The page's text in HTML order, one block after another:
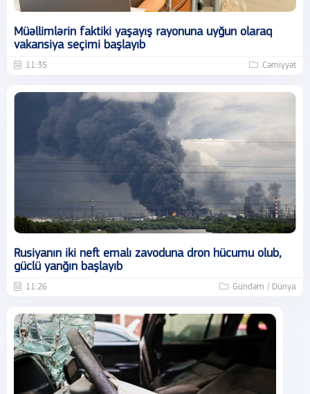
Müəllimlərin faktiki yaşayış rayonuna uyğun olaraq
vakansiya seçimi başlayıb
11:35 Cəmiyyət
Rusiyanın iki neft emalı zavoduna dron hücumu olub,
güclü yanğın başlayıb
11:26 Gündəm / Dünya